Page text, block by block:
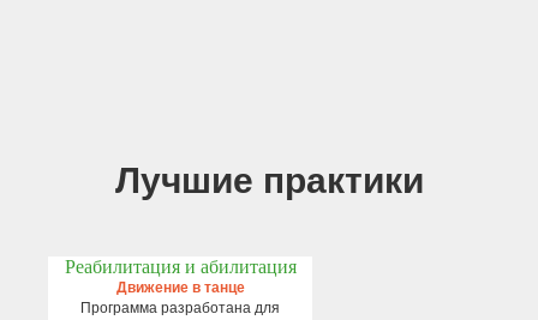
Лучшие практики
Реабилитация и абилитация
Движение в танце
Программа разработана для